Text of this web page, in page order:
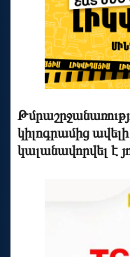
կիլոգրամից
կալանավորվել է